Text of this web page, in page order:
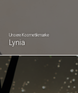
Unsere Kosmetikmarke
Lynia